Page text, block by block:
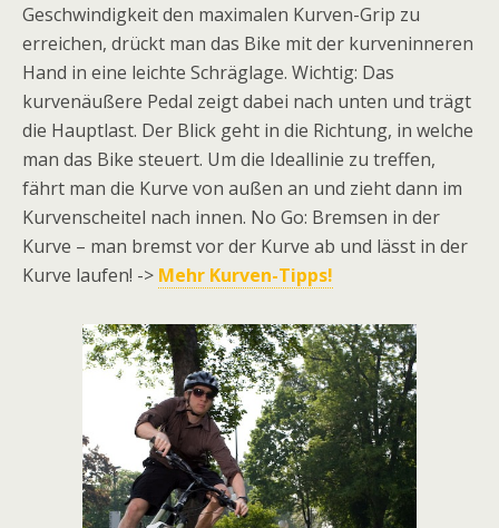
Geschwindigkeit den maximalen Kurven-Grip zu
erreichen, drückt man das Bike mit der kurveninneren
Hand in eine leichte Schräglage. Wichtig: Das
kurvenäußere Pedal zeigt dabei nach unten und trägt
die Hauptlast. Der Blick geht in die Richtung, in welche
man das Bike steuert. Um die Ideallinie zu treffen,
fährt man die Kurve von außen an und zieht dann im
Kurvenscheitel nach innen. No Go: Bremsen in der
Kurve – man bremst vor der Kurve ab und lässt in der
Kurve laufen! -> Mehr Kurven-Tipps!